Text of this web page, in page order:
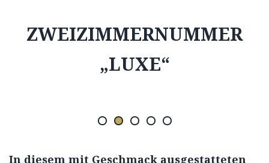
ZWEIZIMMERNUMMER
„LUXE“
In diesem mit Geschmack ausgestatteten